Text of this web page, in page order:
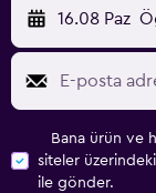
16.08 Paz
Bana ürün ve
siteler
ile gönder.